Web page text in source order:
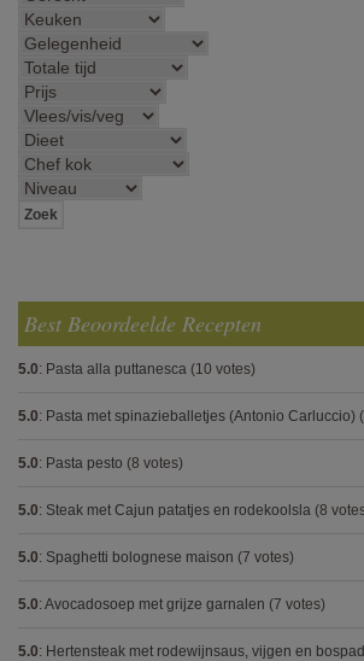
Best Beoordeelde Recepten
5.0: Pasta alla puttanesca (10 votes)
5.0: Pasta met spinazieballetjes (Antonio Carluccio)
5.0: Pasta pesto (8 votes)
5.0: Steak met Cajun patatjes en rodekoolsla (8
5.0: Spaghetti bolognese maison (7 votes)
5.0: Avocadosoep met grijze garnalen (7 votes)
5.0: Hertensteak met rodewijnsaus, vijgen en